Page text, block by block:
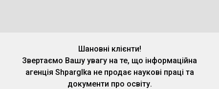
Шановні клієнти!
Звертаємо Вашу увагу на те, що інформаційна
агенція Shparglka не продає наукові праці та
документи про освіту.